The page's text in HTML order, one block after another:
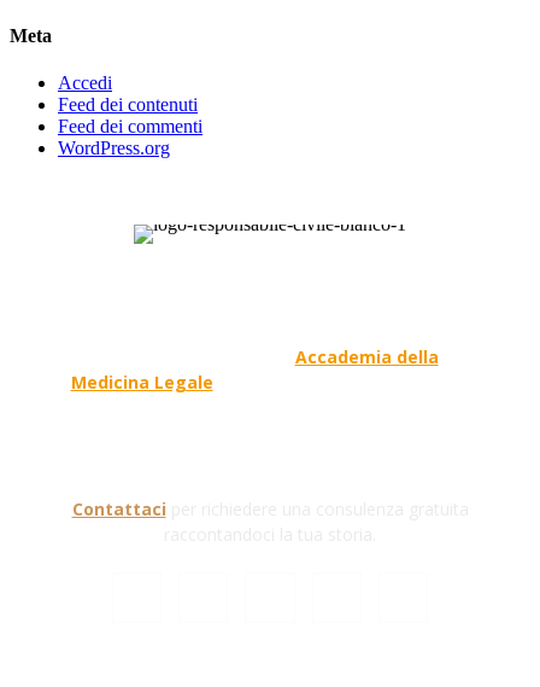
Meta
Accedi
Feed dei contenuti
Feed dei commenti
WordPress.org
Accademia della
Medicina Legale
Contattaci